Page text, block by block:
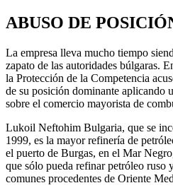
ABUSO DE
La empresa lleva mucho tiempo
zapato de las autoridades búlgaras.
la Protección de la Competencia
de su posición dominante aplicando
sobre el comercio mayorista de
Lukoil Neftohim Bulgaria, que se
1999, es la mayor refinería de
el puerto de Burgas, en el Mar
que sólo pueda refinar petróleo ruso
comunes procedentes de Oriente